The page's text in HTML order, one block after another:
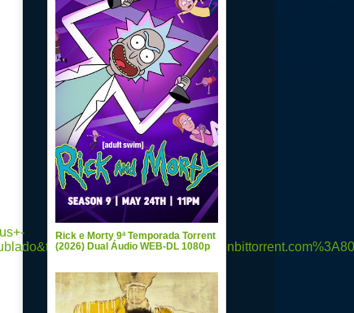
Rick e Morty 9ª Temporada Torrent
(2026) Dual Áudio WEB-DL 1080p